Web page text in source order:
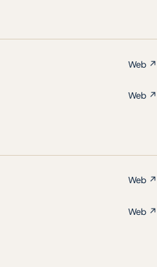
Web ↗
Web ↗
Web ↗
Web ↗